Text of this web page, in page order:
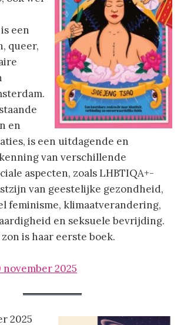
is een
queer,
en
is een uitdagende en
van verschillende
aspecten, zoals LHBTIQA+-
van geestelijke gezondheid,
feminisme, klimaatverandering,
en seksuele bevrijding.
is haar eerste boek.
november 2025
2025